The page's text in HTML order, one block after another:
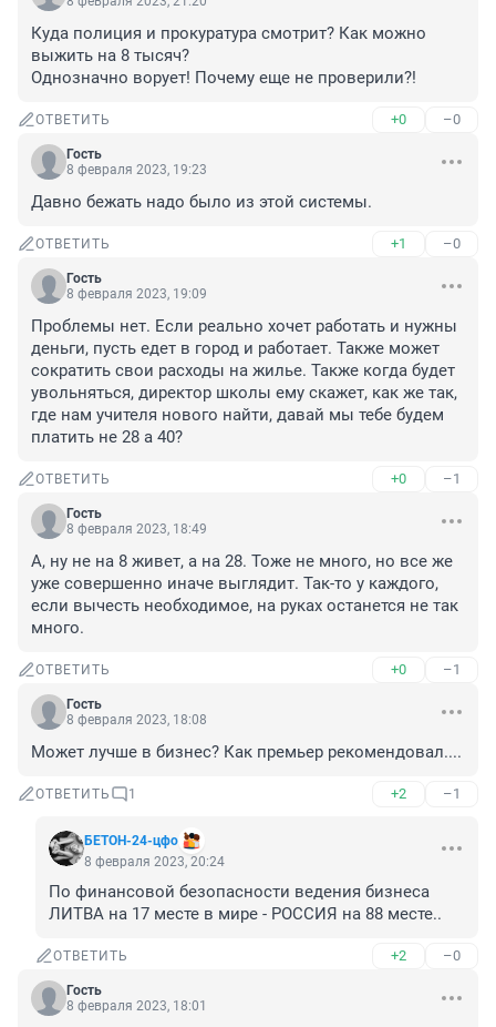
Куда полиция и прокуратура смотрит? Как можно
выжить на 8 тысяч?
Однозначно ворует! Почему еще не проверили?!
ОТВЕТИТЬ +0 –0
Гость
8 февраля 2023, 19:23
Давно бежать надо было из этой системы.
ОТВЕТИТЬ +1 –0
Гость
8 февраля 2023, 19:09
Проблемы нет. Если реально хочет работать и нужны
деньги, пусть едет в город и работает. Также может
сократить свои расходы на жилье. Также когда будет
увольняться, директор школы ему скажет, как же так,
где нам учителя нового найти, давай мы тебе будем
платить не 28 а 40?
ОТВЕТИТЬ +0 –1
Гость
8 февраля 2023, 18:49
А, ну не на 8 живет, а на 28. Тоже не много, но все же
уже совершенно иначе выглядит. Так-то у каждого,
если вычесть необходимое, на руках останется не так
много.
ОТВЕТИТЬ +0 –1
Гость
8 февраля 2023, 18:08
Может лучше в бизнес? Как премьер рекомендовал....
ОТВЕТИТЬ 1 +2 –1
БЕТОН-24-цфо
8 февраля 2023, 20:24
По финансовой безопасности ведения бизнеса
ЛИТВА на 17 месте в мире - РОССИЯ на 88 месте..
ОТВЕТИТЬ +2 –0
Гость
8 февраля 2023, 18:01